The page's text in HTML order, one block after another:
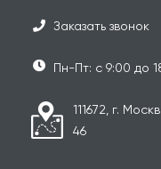
Заказать звонок
Пн-Пт: с 9:00 до
111672, г.
46